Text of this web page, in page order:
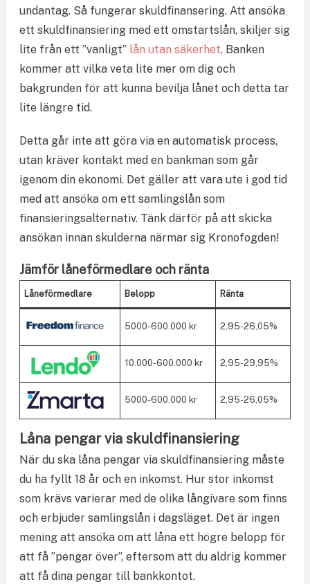
undantag. Så fungerar skuldfinansering. Att ansöka
ett skuldfinansiering med ett omstartslån, skiljer sig
lite från ett ”vanligt” lån utan säkerhet. Banken
kommer att vilka veta lite mer om dig och
bakgrunden för att kunna bevilja lånet och detta tar
lite längre tid.
Detta går inte att göra via en automatisk process,
utan kräver kontakt med en bankman som går
igenom din ekonomi. Det gäller att vara ute i god tid
med att ansöka om ett samlingslån som
finansieringsalternativ. Tänk därför på att skicka
ansökan innan skulderna närmar sig Kronofogden!
Jämför låneförmedlare och ränta
Låneförmedlare Belopp Ränta
5000-600.000 kr 2,95-26,05%
10.000-600.000 kr 2,95-29,95%
5000-600.000 kr 2,95-26,05%
Låna pengar via skuldfinansiering
När du ska låna pengar via skuldfinansiering måste
du ha fyllt 18 år och en inkomst. Hur stor inkomst
som krävs varierar med de olika långivare som finns
och erbjuder samlingslån i dagsläget. Det är ingen
mening att ansöka om att låna ett högre belopp för
att få ”pengar över”, eftersom att du aldrig kommer
att få dina pengar till bankkontot.